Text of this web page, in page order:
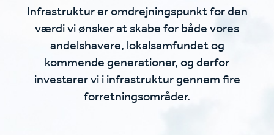
Infrastruktur er omdrejningspunkt for den
værdi vi ønsker at skabe for både vores
andelshavere, lokalsamfundet og
kommende generationer, og derfor
investerer vi i infrastruktur gennem fire
forretningsområder.